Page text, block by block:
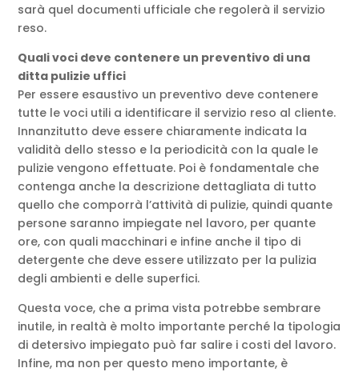
sarà quel documenti ufficiale che regolerà il servizio
reso.
Quali voci deve contenere un preventivo di una
ditta pulizie uffici
Per essere esaustivo un preventivo deve contenere
tutte le voci utili a identificare il servizio reso al cliente.
Innanzitutto deve essere chiaramente indicata la
validità dello stesso e la periodicità con la quale le
pulizie vengono effettuate. Poi è fondamentale che
contenga anche la descrizione dettagliata di tutto
quello che comporrà l’attività di pulizie, quindi quante
persone saranno impiegate nel lavoro, per quante
ore, con quali macchinari e infine anche il tipo di
detergente che deve essere utilizzato per la pulizia
degli ambienti e delle superfici.
Questa voce, che a prima vista potrebbe sembrare
inutile, in realtà è molto importante perché la tipologia
di detersivo impiegato può far salire i costi del lavoro.
Infine, ma non per questo meno importante, è